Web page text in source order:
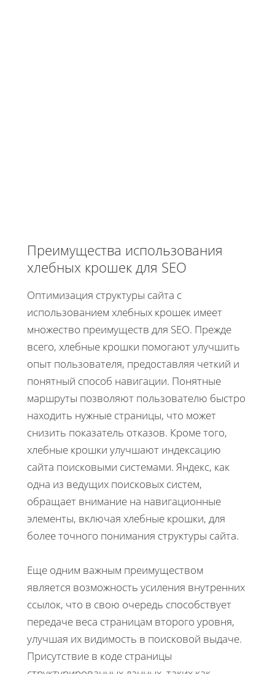
Преимущества использования
хлебных крошек для SEO
Оптимизация структуры сайта с
использованием хлебных крошек имеет
множество преимуществ для SEO. Прежде
всего, хлебные крошки помогают улучшить
опыт пользователя, предоставляя четкий и
понятный способ навигации. Понятные
маршруты позволяют пользователю быстро
находить нужные страницы, что может
снизить показатель отказов. Кроме того,
хлебные крошки улучшают индексацию
сайта поисковыми системами. Яндекс, как
одна из ведущих поисковых систем,
обращает внимание на навигационные
элементы, включая хлебные крошки, для
более точного понимания структуры сайта.
Еще одним важным преимуществом
является возможность усиления внутренних
ссылок, что в свою очередь способствует
передаче веса страницам второго уровня,
улучшая их видимость в поисковой выдаче.
Присутствие в коде страницы